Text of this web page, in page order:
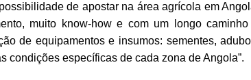
de apostar na área agrícola em
muito know-how e com um longo
de equipamentos e insumos: sementes,
condições específicas de cada zona de Angola”.